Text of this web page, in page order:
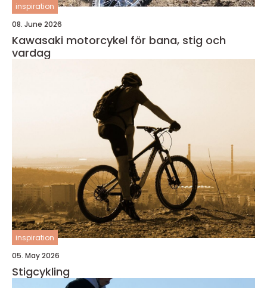
inspiration
08. June 2026
Kawasaki motorcykel för bana, stig och
vardag
inspiration
05. May 2026
Stigcykling